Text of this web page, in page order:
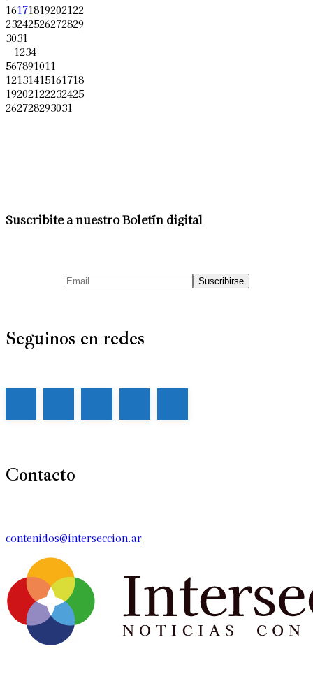
16171819202122
23242526272829
3031
1234
567891011
12131415161718
19202122232425
262728293031
Suscribite a nuestro Boletín digital
Seguinos en redes
Contacto
contenidos@interseccion.ar